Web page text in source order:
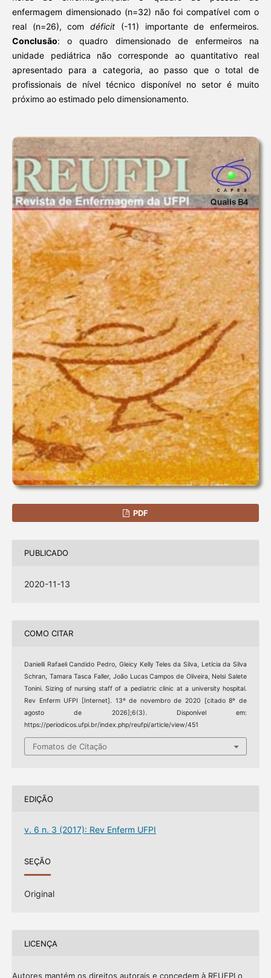
enfermagem dimensionado (n=32) não foi compatível com o
real (n=26), comdéficit (-11) importante de enfermeiros.
Conclusão: o quadro dimensionado de enfermeiros na
unidade pediátrica não corresponde ao quantitativo real
apresentado para a categoria, ao passo que o total de
profissionais de nível técnico disponível no setor é muito
próximo ao estimado pelo dimensionamento.
PDF
PUBLICADO
2020-11-13
COMO CITAR
Danielli Rafaeli Candido Pedro, Gleicy Kelly Teles da Silva, Letícia da Silva
Schran, Tamara Tasca Faller, João Lucas Campos de Oliveira, Nelsi Salete
Tonini. Sizing of nursing staff of a pediatric clinic at a university hospital.
Rev Enferm UFPI [Internet]. 13º de novembro de 2020 [citado 8º de
agosto de 2026];6(3). Disponível em:
https://periodicos.ufpi.br/index.php/reufpi/article/view/451
Fomatos de Citação
EDIÇÃO
v. 6 n. 3 (2017): Rev Enferm UFPI
SEÇÃO
Original
LICENÇA
Autores mantém os direitos autorais e concedem à REUFPI o